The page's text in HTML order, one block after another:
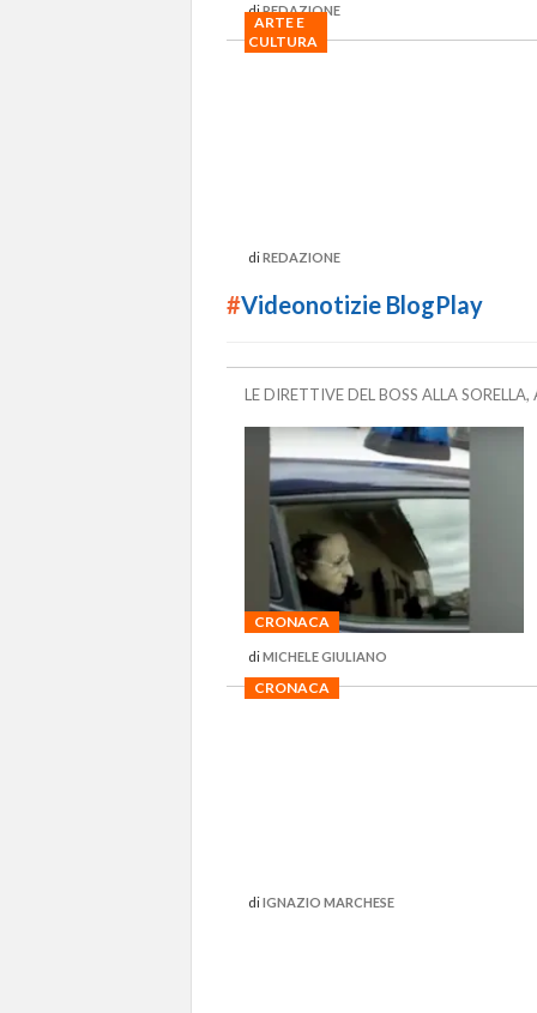
diREDAZIONE
ARTE E
CULTURA
diREDAZIONE
#Videonotizie BlogPlay
LE DIRETTIVE DEL BOSS ALLA SORELLA,
CRONACA
diMICHELE GIULIANO
CRONACA
diIGNAZIO MARCHESE